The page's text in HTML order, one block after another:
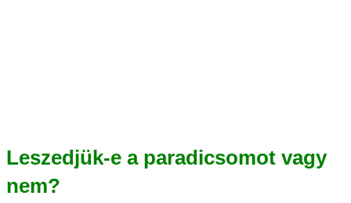
Leszedjük-e a paradicsomot vagy
nem?